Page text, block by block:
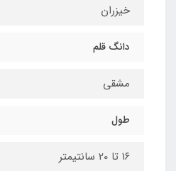
خیزران
دانگ قلم
مشقی
طول
۱۶ تا 20 سانتیمتر